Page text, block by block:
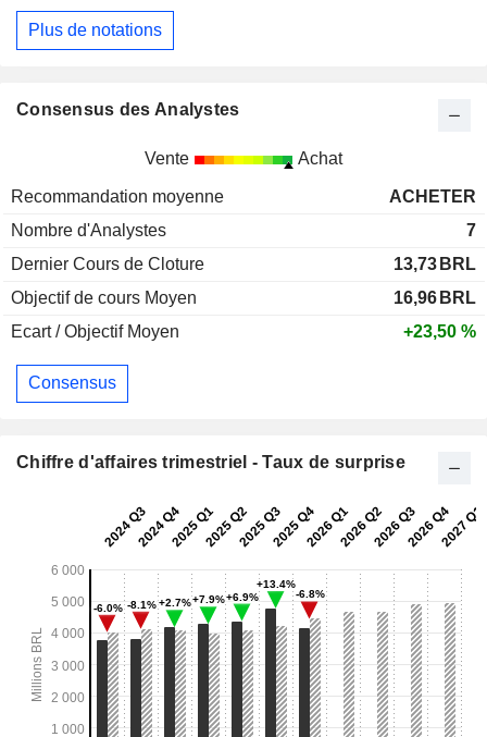
Plus de notations
Consensus des Analystes
Vente Achat
Recommandation moyenne
ACHETER
Nombre d'Analystes
7
Dernier Cours de Cloture
13,73 BRL
Objectif de cours Moyen
16,96 BRL
Ecart / Objectif Moyen
+23,50 %
Consensus
Chiffre d'affaires trimestriel - Taux de surprise